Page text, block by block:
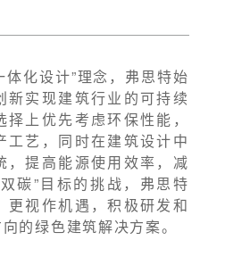
体化设计”理念，弗思特始
新实现建筑行业的可持续
上优先考虑环保性能，
工艺，同时在建筑设计中
，提高能源使用效率，减
碳”目标的挑战，弗思特
更视作机遇，积极研发和
的绿色建筑解决方案。